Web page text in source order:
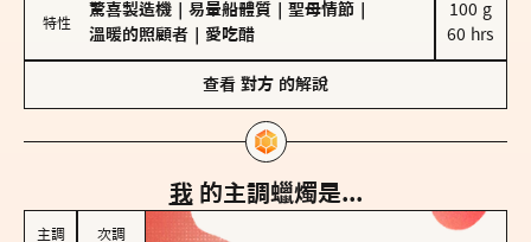
特性
驚喜製造機 易暈船體質 聖母情節
溫暖的照顧者
愛吃醋
100 g
60 hrs
查看 對方 的解說
我 的主調蠟燭是...
主調 次調